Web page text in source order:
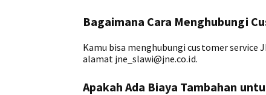
Bagaimana Cara Menghubungi
Kamu bisa menghubungi customer service
alamat jne_slawi@jne.co.id.
Apakah Ada Biaya Tambahan